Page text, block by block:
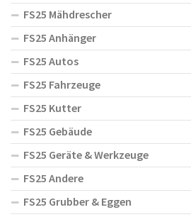
FS25 Mähdrescher
FS25 Anhänger
FS25 Autos
FS25 Fahrzeuge
FS25 Kutter
FS25 Gebäude
FS25 Geräte & Werkzeuge
FS25 Andere
FS25 Grubber & Eggen